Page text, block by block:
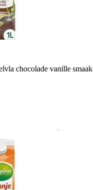
chocolade vanille smaak